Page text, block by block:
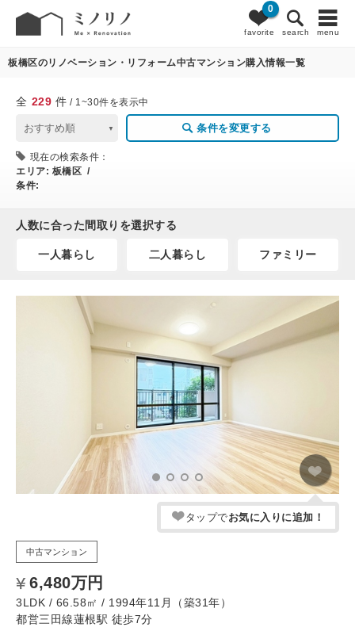
favorite
0
search menu
229 条件変更
板橋区のリノベーション・リフォーム中古マンション購入情報一覧
全 229 件 / 1~30件を表示中
条件を変更する
現在の検索条件：
エリア: 板橋区 /
条件:
人数に合った間取りを選択する
一人暮らし 二人暮らし ファミリー
タップでお気に入りに追加！
中古マンション
6,480万円
3LDK / 66.58㎡ / 1994年11月（築31年）
都営三田線蓮根駅 徒歩7分